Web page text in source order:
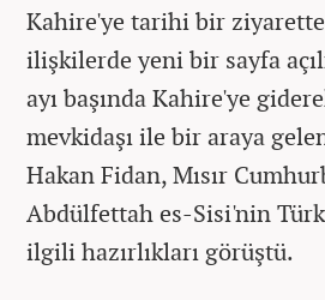
Kahire'ye tarihi bir
ilişkilerde yeni bir sayfa
ayı başında Kahire'ye
mevkidaşı ile bir araya
Hakan Fidan, Mısır
Abdülfettah es-Sisi'nin
ilgili hazırlıkları görüştü.